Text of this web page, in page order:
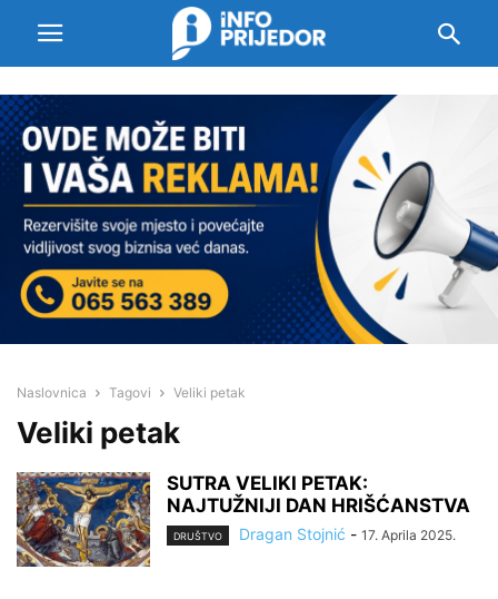
Naslovnica Tagovi Veliki petak
Veliki petak
SUTRA VELIKI PETAK:
NAJTUŽNIJI DAN HRIŠĆANSTVA
DRUŠTVO Dragan Stojnić - 17. Aprila 2025.